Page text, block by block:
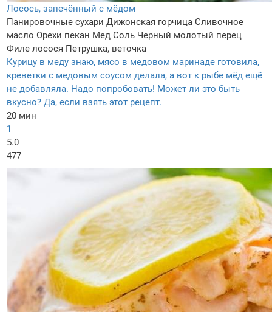
Лосось, запечённый с мёдом
Панировочные сухари Дижонская горчица Сливочное
масло Орехи пекан Мед Соль Черный молотый перец
Филе лосося Петрушка, веточка
Курицу в меду знаю, мясо в медовом маринаде готовила,
креветки с медовым соусом делала, а вот к рыбе мёд ещё
не добавляла. Надо попробовать! Может ли это быть
вкусно? Да, если взять этот рецепт.
20 мин
1
5.0
477